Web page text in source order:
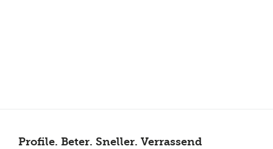
Profile. Beter. Sneller. Verrassend